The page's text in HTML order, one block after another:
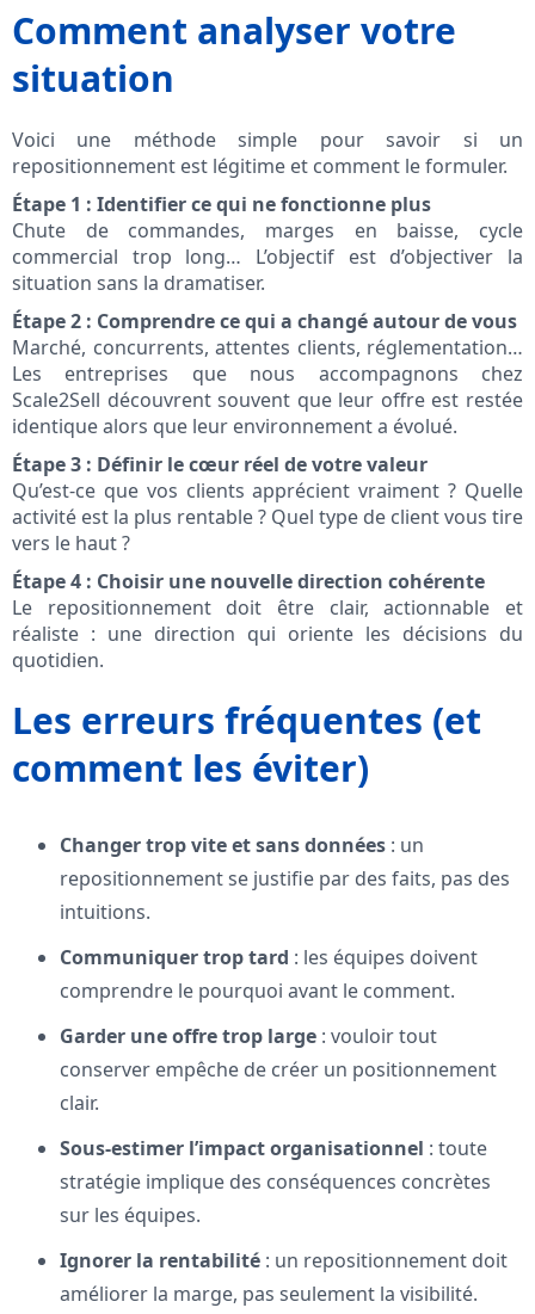
Comment analyser votre
situation
Voici une méthode simple pour savoir si un
repositionnement est légitime et comment le formuler.
Étape 1 : Identifier ce qui ne fonctionne plus
Chute de commandes, marges en baisse, cycle
commercial trop long… L’objectif est d’objectiver la
situation sans la dramatiser.
Étape 2 : Comprendre ce qui a changé autour de vous
Marché, concurrents, attentes clients, réglementation…
Les entreprises que nous accompagnons chez
Scale2Sell découvrent souvent que leur offre est restée
identique alors que leur environnement a évolué.
Étape 3 : Définir le cœur réel de votre valeur
Qu’est-ce que vos clients apprécient vraiment ? Quelle
activité est la plus rentable ? Quel type de client vous tire
vers le haut ?
Étape 4 : Choisir une nouvelle direction cohérente
Le repositionnement doit être clair, actionnable et
réaliste : une direction qui oriente les décisions du
quotidien.
Les erreurs fréquentes (et
comment les éviter)
Changer trop vite et sans données : un
repositionnement se justifie par des faits, pas des
intuitions.
Communiquer trop tard : les équipes doivent
comprendre le pourquoi avant le comment.
Garder une offre trop large : vouloir tout
conserver empêche de créer un positionnement
clair.
Sous-estimer l’impact organisationnel : toute
stratégie implique des conséquences concrètes
sur les équipes.
Ignorer la rentabilité : un repositionnement doit
améliorer la marge, pas seulement la visibilité.